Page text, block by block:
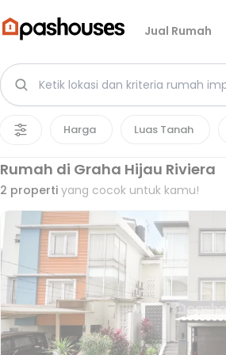
Jual Rumah
Harga Luas Tanah
Rumah di Graha Hijau Riviera
2 properti yang cocok untuk kamu!